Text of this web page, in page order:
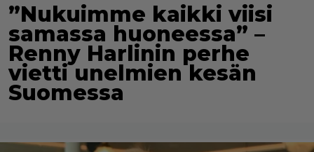
”Nukuimme kaikki viisi
samassa huoneessa” –
Renny Harlinin perhe
vietti unelmien kesän
Suomessa